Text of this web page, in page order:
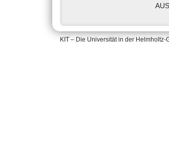
KIT – Die Universität in der Helmholtz-